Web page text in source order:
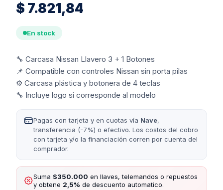
$ 7.821,84
En stock
🔧 Carcasa Nissan Llavero 3 + 1 Botones
📌 Compatible con controles Nissan sin porta pilas
⚙️ Carcasa plástica y botonera de 4 teclas
🔧 Incluye logo si corresponde al modelo
Pagas con tarjeta y en cuotas vía Nave,
transferencia (-7%) o efectivo. Los costos del cobro
con tarjeta y/o la financiación corren por cuenta del
comprador.
Suma $350.000 en llaves, telemandos o repuestos
y obtene 2,5% de descuento automatico.